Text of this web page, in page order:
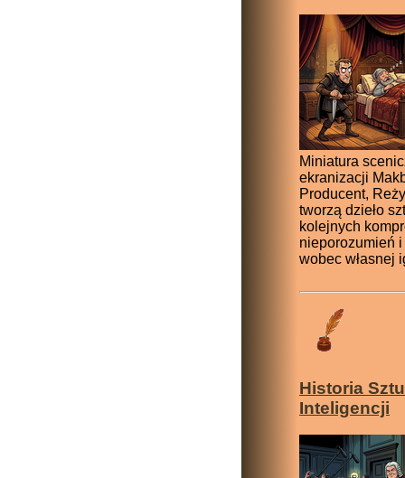
Miniatura
ekranizacji
Producent,
tworzą dzieło
kolejnych
nieporozumień
wobec własnej
Historia
Inteligencji